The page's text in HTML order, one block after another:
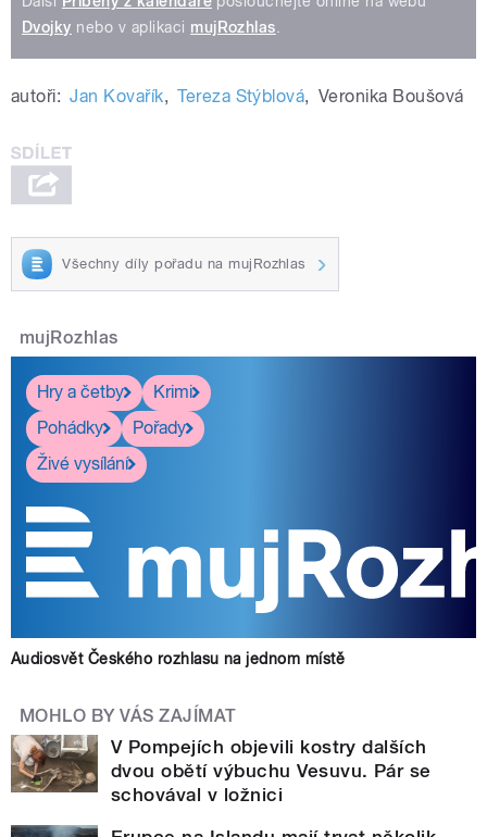
Dvojky nebo v aplikaci mujRozhlas.
autoři: Jan Kovařík, Tereza Stýblová, Veronika Boušová
Všechny díly pořadu na mujRozhlas
mujRozhlas
Hry a četby
Krimi
Pohádky
Pořady
Živé vysílání
Audiosvět Českého rozhlasu na jednom místě
MOHLO BY VÁS ZAJÍMAT
V Pompejích objevili kostry dalších
dvou obětí výbuchu Vesuvu. Pár se
schovával v ložnici